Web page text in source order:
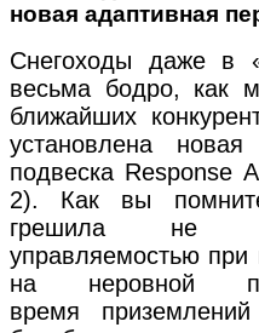
новая адаптивная
Снегоходы даже в
весьма бодро, как
ближайших
установлена
подвеска Response
2). Как вы
грешила не
управляемостью при
на неровной
время